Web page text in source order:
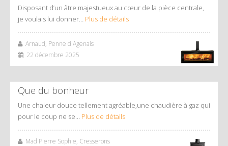
Disposant d’un âtre majestueux au cœur de la pièce centrale,
je voulais lui donner… Plus de détails
Arnaud, Penne d'Agenais
22 décembre 2025
Que du bonheur
Une chaleur douce tellement agréable,une chaudière à gaz qui
pour le coup ne se… Plus de détails
Mad Pierre Sophie, Cresserons